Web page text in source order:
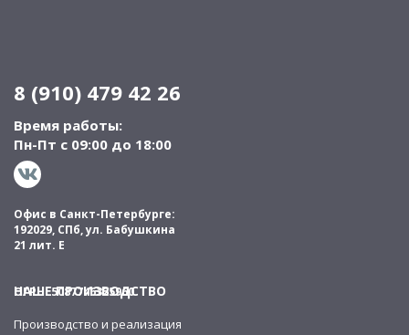
8 (910) 479 42 26
Время работы:
Пн-Пт с 09:00 до 18:00
Офис в Санкт-Петербурге:
192029, СПб, ул. Бабушкина
21 лит. Е
ОГРН: 5087746325960
НАШЕ ПРОИЗВОДСТВО
Производство и реализация